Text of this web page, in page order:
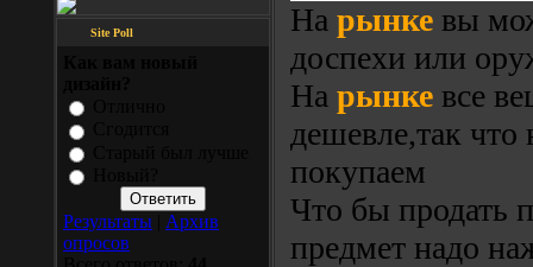
Site Poll
Результаты
Архив
опросов
На рынке вы
доспехи или
На рынке все
дешевле,так что
покупаем
Что бы продать
предмет надо